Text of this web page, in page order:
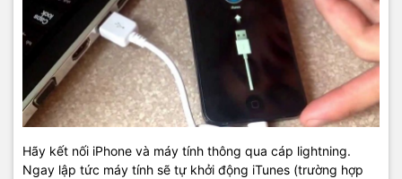
Hãy kết nối iPhone và máy tính thông qua cáp lightning.
Ngay lập tức máy tính sẽ tự khởi động iTunes (trường hợp